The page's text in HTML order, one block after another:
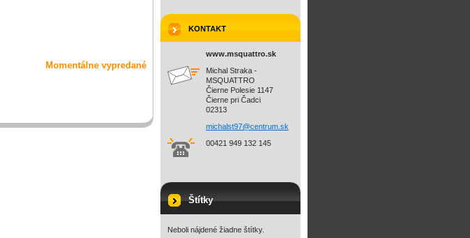
Momentálne vypredané
KONTAKT
www.msquattro.sk
Michal Straka -
MSQUATTRO
Čierne Polesie 1147
Čierne pri Čadci
02313
michalst97@centrum.sk
00421 949 132 145
Štítky
Neboli nájdené žiadne štítky.